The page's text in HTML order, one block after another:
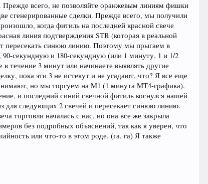
Прежде всего, не позволяйте оранжевым линиям фишки
сгенерированные сделки. Прежде всего, мы получили
когда фитиль на последней красной свече
линия подтверждения STR (которая в реальной
пересекать синюю линию. Поэтому мы прыгаем в
секундную и 180-секундную (или 1 минуту, 1 и 1/2
течение 3 минут или начинаете выявлять другие
пока эти 3 не истекут и не угадают, что? Я все еще
но мы торгуем на M1 (1 минута MT4-графика).
и последний синий свечной фитиль коснулся нашей
для следующих 2 свечей и пересекает синюю линию.
торговли началась с нас, но она все же закрыла
без подробных объяснений, так как я уверен, что
или что-то в этом роде. (га, га) Я также